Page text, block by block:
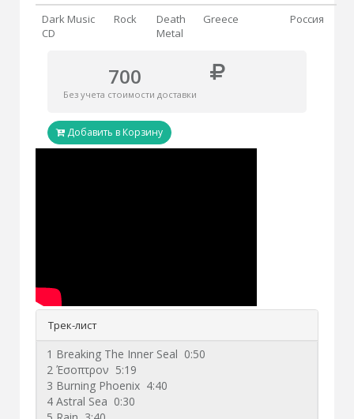
Dark Music
CD
Rock
Death
Metal
Greece Россия
700
Без учета стоимости доставки
Добавить в Корзину
Трек-лист